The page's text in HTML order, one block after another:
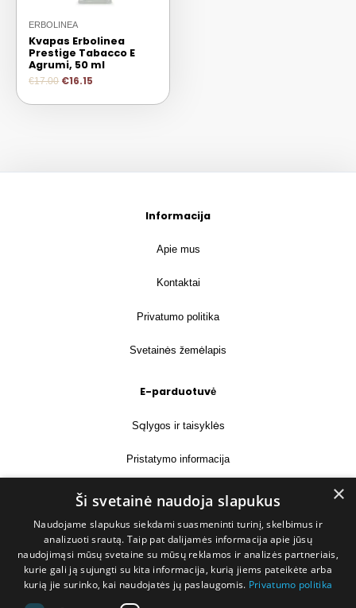
ERBOLINEA
Kvapas Erbolinea
Prestige Tabacco E
Agrumi, 50 ml
€17.00 €16.15
Informacija
Apie mus
Kontaktai
Privatumo politika
Svetainės žemėlapis
E-parduotuvė
Sąlygos ir taisyklės
Pristatymo informacija
Prekių grąžinimas
Kontaktai
+370 677 31358
×
Ši svetainė naudoja slapukus
Naudojame slapukus siekdami suasmeninti turinį, skelbimus ir
analizuoti srautą. Taip pat dalijamės informacija apie jūsų
naudojimąsi mūsų svetaine su mūsų reklamos ir analizės partneriais,
kurie gali ją sujungti su kita informacija, kurią jiems pateikėte arba
kurią jie surinko, kai naudojatės jų paslaugomis. Privatumo politika